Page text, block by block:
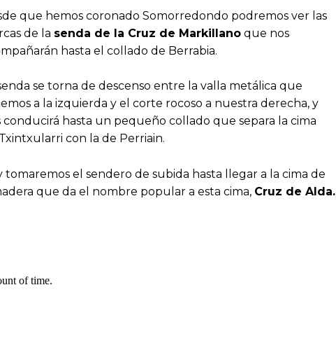
que hemos coronado Somorredondo podremos ver las
de la senda de la Cruz de Markillano que nos
hasta el collado de Berrabia.
se torna de descenso entre la valla metálica que
a la izquierda y el corte rocoso a nuestra derecha, y
conducirá hasta un pequeño collado que separa la cima
con la de Perriain.
el sendero de subida hasta llegar a la cima de
que da el nombre popular a esta cima, Cruz de Alda.